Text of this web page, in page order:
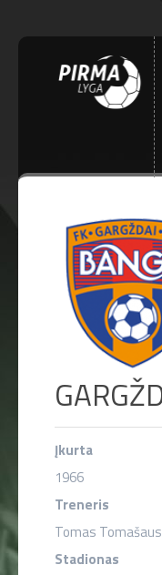
Close
PRADINIS
NAUJIENOS
LENTELĖ
TVARKARAŠTIS
REZULTATAI
VIDEO
Įkurta
1966
Treneris
Tomas
Stadionas